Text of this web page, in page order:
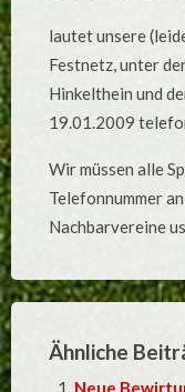
lautet unsere
Festnetz, unter
Hinkelthein und
19.01.2009
Wir müssen alle
Telefonnummer
Nachbarvereine
Ähnliche